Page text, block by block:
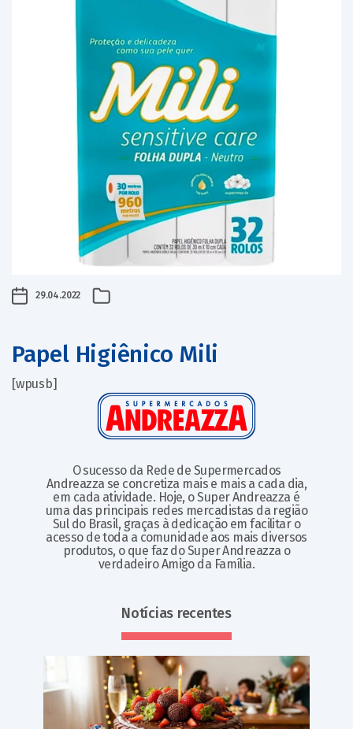
29.04.2022
Papel Higiênico Mili
[wpusb]
O sucesso da Rede de Supermercados
Andreazza se concretiza mais e mais a cada dia,
em cada atividade. Hoje, o Super Andreazza é
uma das principais redes mercadistas da região
Sul do Brasil, graças à dedicação em facilitar o
acesso de toda a comunidade aos mais diversos
produtos, o que faz do Super Andreazza o
verdadeiro Amigo da Família.
Notícias recentes